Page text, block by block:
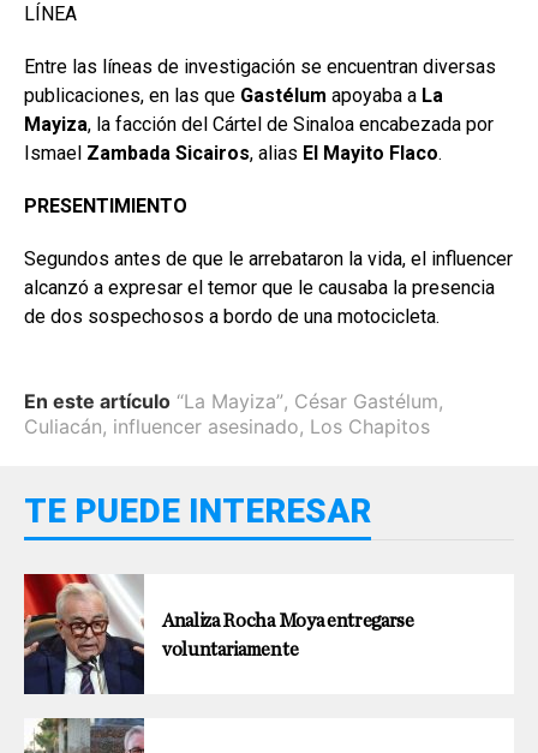
LÍNEA
Entre las líneas de investigación se encuentran diversas
publicaciones, en las que Gastélum apoyaba a La
Mayiza, la facción del Cártel de Sinaloa encabezada por
Ismael Zambada Sicairos, alias El Mayito Flaco.
PRESENTIMIENTO
Segundos antes de que le arrebataron la vida, el influencer
alcanzó a expresar el temor que le causaba la presencia
de dos sospechosos a bordo de una motocicleta.
En este artículo “La Mayiza”, César Gastélum,
Culiacán, influencer asesinado, Los Chapitos
TE PUEDE INTERESAR
Analiza Rocha Moya entregarse
voluntariamente